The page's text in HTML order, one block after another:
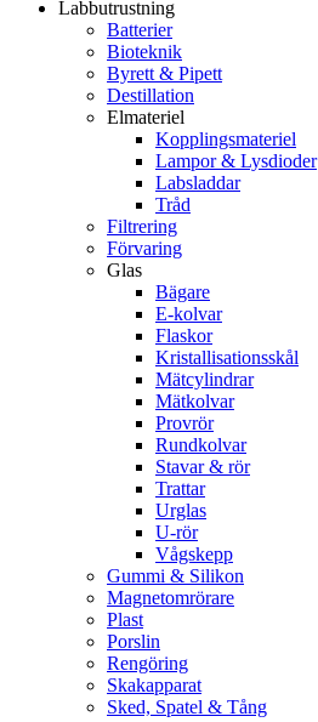
Labbutrustning
Batterier
Bioteknik
Byrett & Pipett
Destillation
Elmateriel
Kopplingsmateriel
Lampor & Lysdioder
Labsladdar
Tråd
Filtrering
Förvaring
Glas
Bägare
E-kolvar
Flaskor
Kristallisationsskål
Mätcylindrar
Mätkolvar
Provrör
Rundkolvar
Stavar & rör
Trattar
Urglas
U-rör
Vågskepp
Gummi & Silikon
Magnetomrörare
Plast
Porslin
Rengöring
Skakapparat
Sked, Spatel & Tång